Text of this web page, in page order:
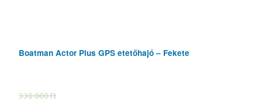
Boatman Actor Plus GPS etetőhajó – Fekete
330 000Ft